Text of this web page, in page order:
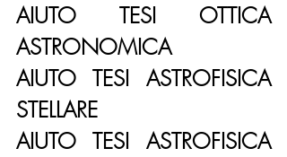
AIUTO TESI OTTICA
ASTRONOMICA
AIUTO TESI ASTROFISICA
STELLARE
AIUTO TESI ASTROFISICA